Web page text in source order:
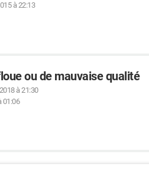
à 22:13
ou de mauvaise qualité
à 21:30
01:06